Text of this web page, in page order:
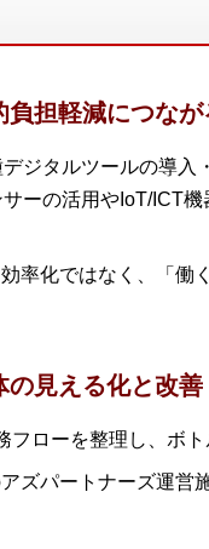
負担軽減につなが
ジタルツールの導
ーの活用やIoT/ICT
率化ではなく、「働
の見える化と改善
フローを整理し、ボト
ズパートナーズ運営